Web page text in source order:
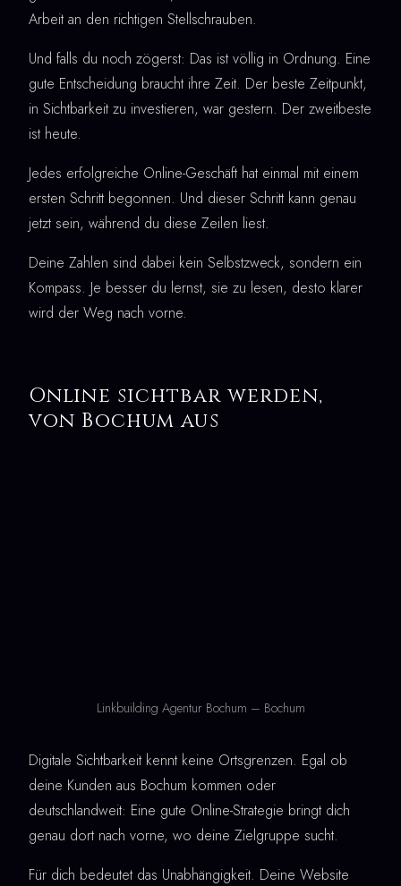
Arbeit an den richtigen Stellschrauben.
Und falls du noch zögerst: Das ist völlig in Ordnung. Eine
gute Entscheidung braucht ihre Zeit. Der beste Zeitpunkt,
in Sichtbarkeit zu investieren, war gestern. Der zweitbeste
ist heute.
Jedes erfolgreiche Online-Geschäft hat einmal mit einem
ersten Schritt begonnen. Und dieser Schritt kann genau
jetzt sein, während du diese Zeilen liest.
Deine Zahlen sind dabei kein Selbstzweck, sondern ein
Kompass. Je besser du lernst, sie zu lesen, desto klarer
wird der Weg nach vorne.
Online sichtbar werden,
von Bochum aus
Linkbuilding Agentur Bochum – Bochum
Digitale Sichtbarkeit kennt keine Ortsgrenzen. Egal ob
deine Kunden aus Bochum kommen oder
deutschlandweit: Eine gute Online-Strategie bringt dich
genau dort nach vorne, wo deine Zielgruppe sucht.
Für dich bedeutet das Unabhängigkeit. Deine Website